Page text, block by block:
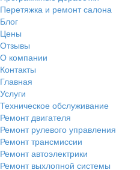
Перетяжка и ремонт салона
Блог
Цены
Отзывы
О компании
Контакты
Главная
Услуги
Техническое обслуживание
Ремонт двигателя
Ремонт рулевого управления
Ремонт трансмиссии
Ремонт автоэлектрики
Ремонт выхлопной системы